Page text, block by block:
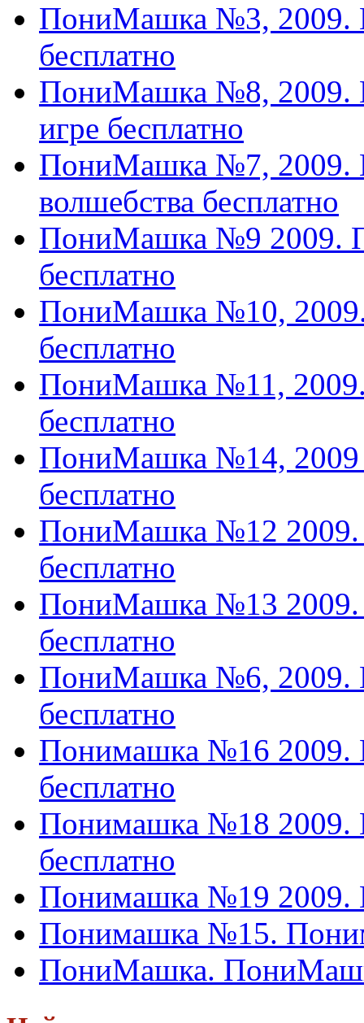
ПониМашка №3, 2009.
бесплатно
ПониМашка №8, 2009.
игре бесплатно
ПониМашка №7, 2009.
волшебства бесплатно
ПониМашка №9 2009.
бесплатно
ПониМашка №10,
бесплатно
ПониМашка №11,
бесплатно
ПониМашка №14,
бесплатно
ПониМашка №12
бесплатно
ПониМашка №13
бесплатно
ПониМашка №6, 2009.
бесплатно
Понимашка №16 2009.
бесплатно
Понимашка №18 2009.
бесплатно
Понимашка №19 2009.
Понимашка №15.
ПониМашка.